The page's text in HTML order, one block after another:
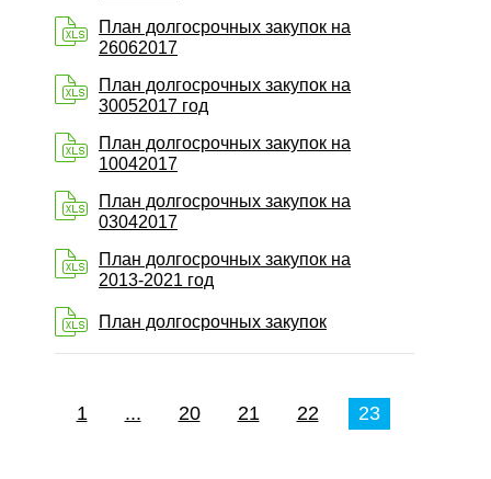
План долгосрочных закупок на
26062017
План долгосрочных закупок на
30052017 год
План долгосрочных закупок на
10042017
План долгосрочных закупок на
03042017
План долгосрочных закупок на
2013-2021 год
План долгосрочных закупок
1 ... 20 21 22 23